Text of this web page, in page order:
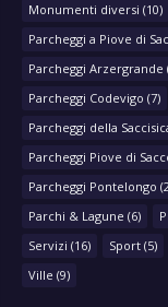
Monumenti diversi (10)
Parcheggi a Piove di
Parcheggi Arzergrande
Parcheggi Codevigo (7)
Parcheggi della
Parcheggi Piove di
Parcheggi Pontelongo
Parchi & Lagune (6)
Servizi (16) Sport (5)
Ville (9)